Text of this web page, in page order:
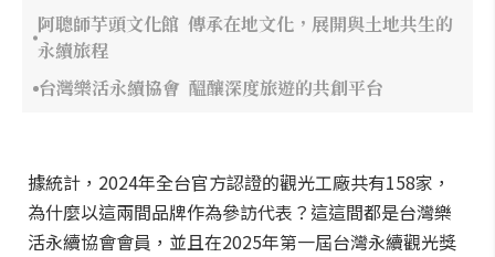
阿聰師芋頭文化館 傳承在地文化，展開與土地共生的
永續旅程
台灣樂活永續協會 醞釀深度旅遊的共創平台
據統計，2024年全台官方認證的觀光工廠共有158家，
為什麼以這兩間品牌作為參訪代表？這這間都是台灣樂
活永續協會會員，並且在2025年第一屆台灣永續觀光獎